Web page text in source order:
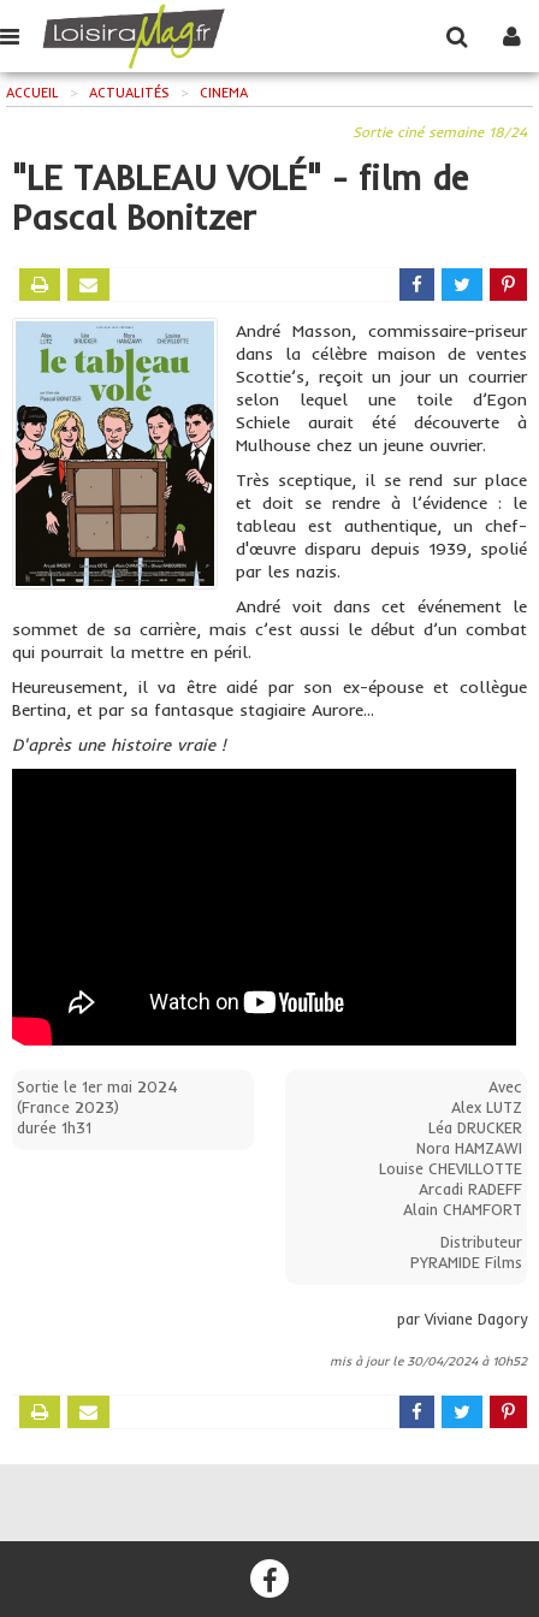
ACCUEIL > ACTUALITÉS > CINEMA
Sortie ciné semaine 18/24
"LE TABLEAU VOLÉ" - film de
Pascal Bonitzer
André Masson, commissaire-priseur
dans la célèbre maison de ventes
Scottie’s, reçoit un jour un courrier
selon lequel une toile d’Egon
Schiele aurait été découverte à
Mulhouse chez un jeune ouvrier.
Très sceptique, il se rend sur place
et doit se rendre à l’évidence : le
tableau est authentique, un chef-
d'œuvre disparu depuis 1939, spolié
par les nazis.
André voit dans cet événement le
sommet de sa carrière, mais c’est aussi le début d’un combat
qui pourrait la mettre en péril.
Heureusement, il va être aidé par son ex-épouse et collègue
Bertina, et par sa fantasque stagiaire Aurore...
D'après une histoire vraie !
Sortie le 1er mai 2024
(France 2023)
durée 1h31
Avec
Alex LUTZ
Léa DRUCKER
Nora HAMZAWI
Louise CHEVILLOTTE
Arcadi RADEFF
Alain CHAMFORT
Distributeur
PYRAMIDE Films
par Viviane Dagory
mis à jour le 30/04/2024 à 10h52